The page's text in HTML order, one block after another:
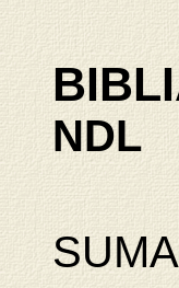
NDL